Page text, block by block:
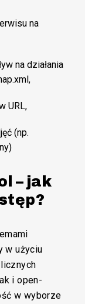
na
na działania
URL,
(np.
– jak
w użyciu
i open-
w wyborze